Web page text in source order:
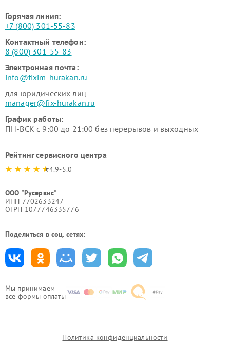
Мы принимаем
все формы оплаты
Горячая линия:
+7 (800) 301-55-83
Контактный телефон:
8 (800) 301-55-83
Электронная почта:
info@fixim-hurakan.ru
для юридических лиц
manager@fix-hurakan.ru
График работы:
ПН-ВСК с 9:00 до 21:00 без перерывов и выходных
Рейтинг сервисного центра
4.9-5.0
ООО "Русервис"
ИНН 7702633247
ОГРН 1077746335776
Поделиться в соц. сетях:
Политика конфиденциальности